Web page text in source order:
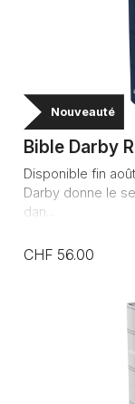
Nouveauté
Bible Darby
Disponible fin
Darby donne le
dan...
CHF 56.00